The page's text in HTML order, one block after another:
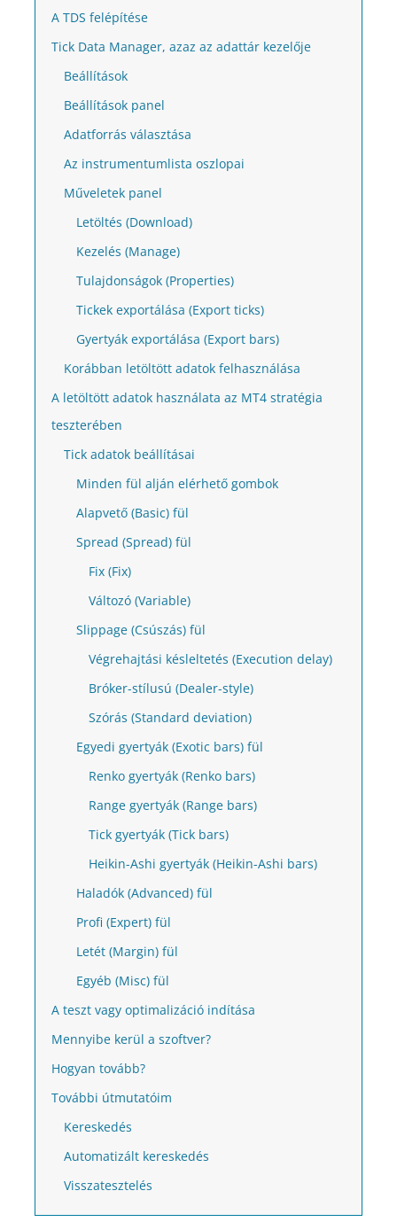
A TDS felépítése
Tick Data Manager, azaz az adattár kezelője
Beállítások
Beállítások panel
Adatforrás választása
Az instrumentumlista oszlopai
Műveletek panel
Letöltés (Download)
Kezelés (Manage)
Tulajdonságok (Properties)
Tickek exportálása (Export ticks)
Gyertyák exportálása (Export bars)
Korábban letöltött adatok felhasználása
A letöltött adatok használata az MT4 stratégia
teszterében
Tick adatok beállításai
Minden fül alján elérhető gombok
Alapvető (Basic) fül
Spread (Spread) fül
Fix (Fix)
Változó (Variable)
Slippage (Csúszás) fül
Végrehajtási késleltetés (Execution delay)
Bróker-stílusú (Dealer-style)
Szórás (Standard deviation)
Egyedi gyertyák (Exotic bars) fül
Renko gyertyák (Renko bars)
Range gyertyák (Range bars)
Tick gyertyák (Tick bars)
Heikin-Ashi gyertyák (Heikin-Ashi bars)
Haladók (Advanced) fül
Profi (Expert) fül
Letét (Margin) fül
Egyéb (Misc) fül
A teszt vagy optimalizáció indítása
Mennyibe kerül a szoftver?
Hogyan tovább?
További útmutatóim
Kereskedés
Automatizált kereskedés
Visszatesztelés